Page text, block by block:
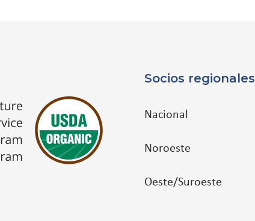
Socios regionales
Nacional
Noroeste
Oeste/Suroeste